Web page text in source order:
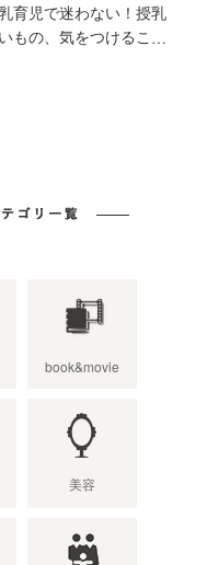
育児で迷わない！授乳
もの、気をつけること
book&movie
美容